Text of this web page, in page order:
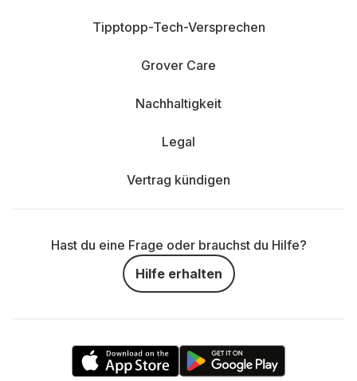
Tipptopp-Tech-Versprechen
Grover Care
Nachhaltigkeit
Legal
Vertrag kündigen
Hast du eine Frage oder brauchst du Hilfe?
Hilfe erhalten